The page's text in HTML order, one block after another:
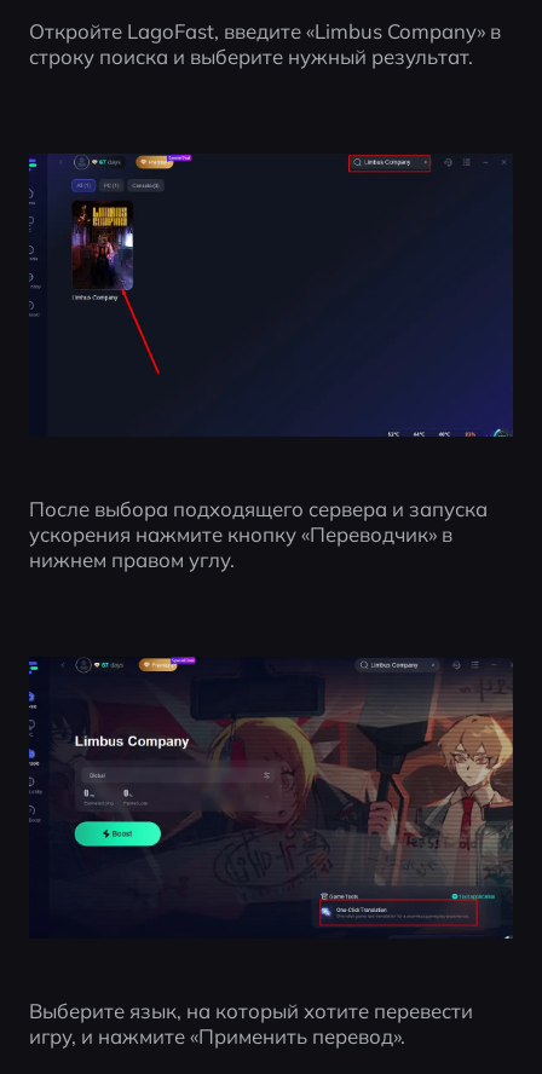
Откройте LagoFast, введите «Limbus Company» в
строку поиска и выберите нужный результат.
После выбора подходящего сервера и запуска
ускорения нажмите кнопку «Переводчик» в
нижнем правом углу.
Выберите язык, на который хотите перевести
игру, и нажмите «Применить перевод».